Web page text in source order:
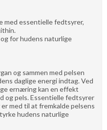
med essentielle fedtsyrer,
for hudens naturlige
og sammen med pelsen
daglige energi indtag. Ved
ernæring kan en effekt
og pels. Essentielle fedtsyrer
med til at fremkalde pelsens
hudens naturlige